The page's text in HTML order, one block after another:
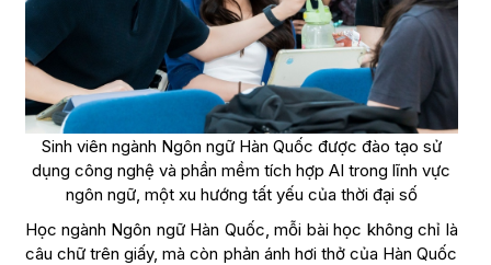
Sinh viên ngành Ngôn ngữ Hàn Quốc được đào tạo sử
dụng công nghệ và phần mềm tích hợp AI trong lĩnh vực
ngôn ngữ, một xu hướng tất yếu của thời đại số
Học ngành Ngôn ngữ Hàn Quốc, mỗi bài học không chỉ là
câu chữ trên giấy, mà còn phản ánh hơi thở của Hàn Quốc